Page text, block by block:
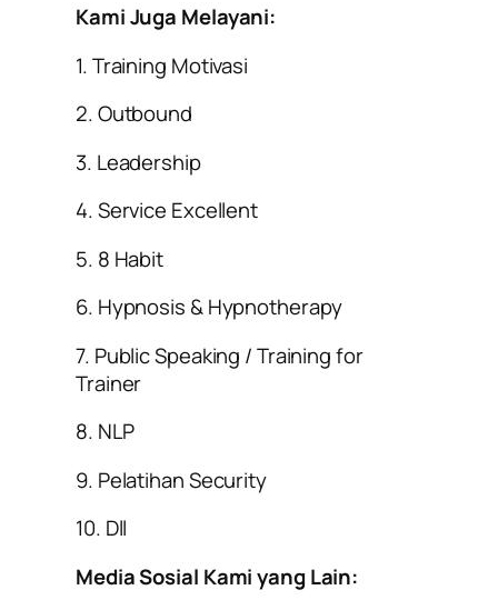
Kami Juga Melayani:
1. Training Motivasi
2. Outbound
3. Leadership
4. Service Excellent
5. 8 Habit
6. Hypnosis & Hypnotherapy
7. Public Speaking / Training for
Trainer
8. NLP
9. Pelatihan Security
10. Dll
Media Sosial Kami yang Lain: